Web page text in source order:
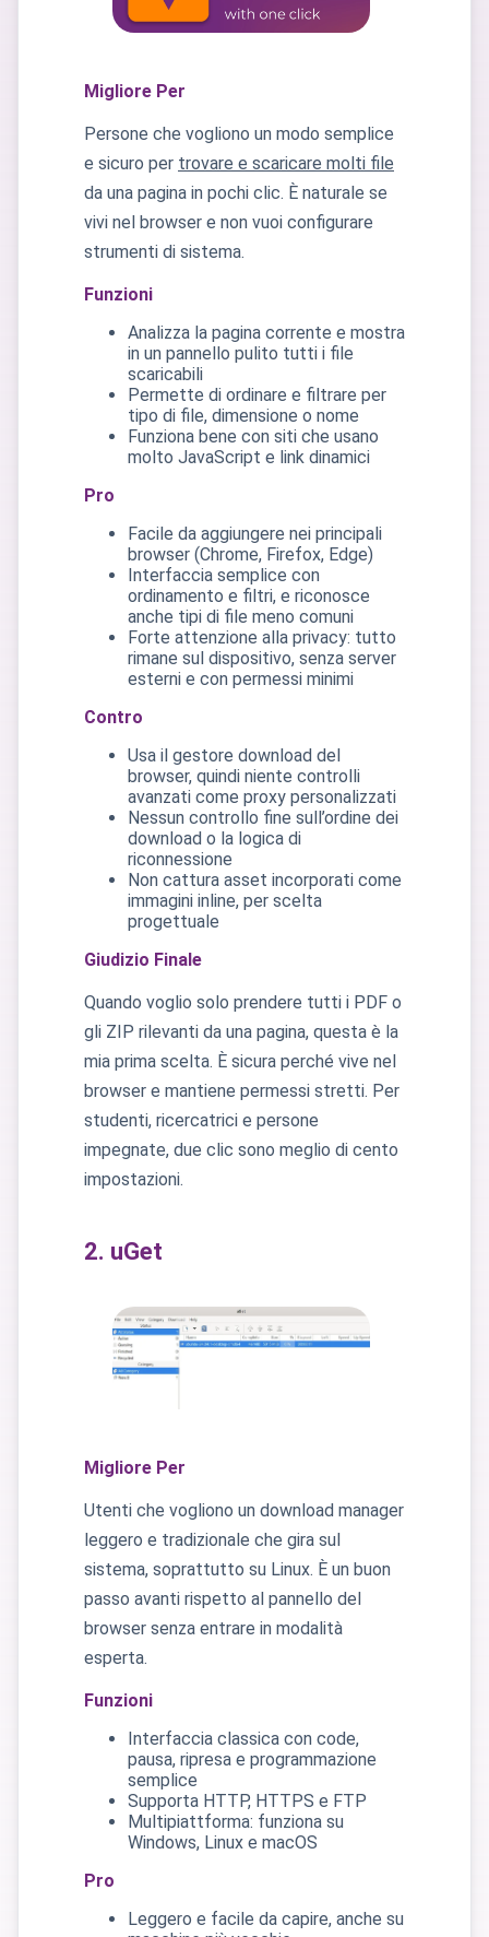
Migliore Per
Persone che vogliono un modo semplice
e sicuro per trovare e scaricare molti file
da una pagina in pochi clic. È naturale se
vivi nel browser e non vuoi configurare
strumenti di sistema.
Funzioni
Analizza la pagina corrente e mostra
in un pannello pulito tutti i file
scaricabili
Permette di ordinare e filtrare per
tipo di file, dimensione o nome
Funziona bene con siti che usano
molto JavaScript e link dinamici
Pro
Facile da aggiungere nei principali
browser (Chrome, Firefox, Edge)
Interfaccia semplice con
ordinamento e filtri, e riconosce
anche tipi di file meno comuni
Forte attenzione alla privacy: tutto
rimane sul dispositivo, senza server
esterni e con permessi minimi
Contro
Usa il gestore download del
browser, quindi niente controlli
avanzati come proxy personalizzati
Nessun controllo fine sull’ordine dei
download o la logica di
riconnessione
Non cattura asset incorporati come
immagini inline, per scelta
progettuale
Giudizio Finale
Quando voglio solo prendere tutti i PDF o
gli ZIP rilevanti da una pagina, questa è la
mia prima scelta. È sicura perché vive nel
browser e mantiene permessi stretti. Per
studenti, ricercatrici e persone
impegnate, due clic sono meglio di cento
impostazioni.
2. uGet
Migliore Per
Utenti che vogliono un download manager
leggero e tradizionale che gira sul
sistema, soprattutto su Linux. È un buon
passo avanti rispetto al pannello del
browser senza entrare in modalità
esperta.
Funzioni
Interfaccia classica con code,
pausa, ripresa e programmazione
semplice
Supporta HTTP, HTTPS e FTP
Multipiattforma: funziona su
Windows, Linux e macOS
Pro
Leggero e facile da capire, anche su